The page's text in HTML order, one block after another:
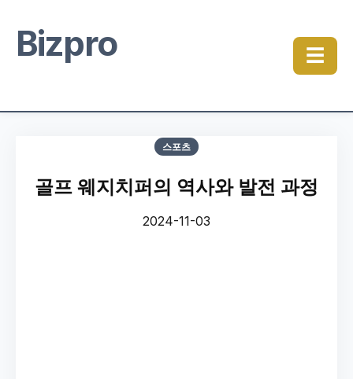
Bizpro ☰
스포츠
골프 웨지치퍼의 역사와 발전 과정
2024-11-03